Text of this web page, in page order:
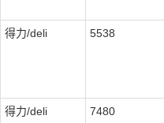
得力/deli 5538
得力/deli 7480